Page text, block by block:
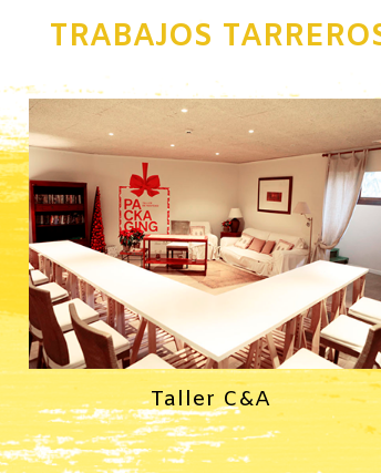
TRABAJOS
Taller C&A